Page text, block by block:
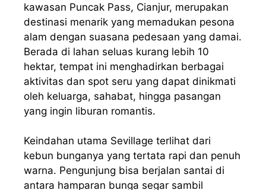
kawasan Puncak Pass, Cianjur, merupakan
destinasi menarik yang memadukan pesona
alam dengan suasana pedesaan yang damai.
Berada di lahan seluas kurang lebih 10
hektar, tempat ini menghadirkan berbagai
aktivitas dan spot seru yang dapat dinikmati
oleh keluarga, sahabat, hingga pasangan
yang ingin liburan romantis.
Keindahan utama Sevillage terlihat dari
kebun bunganya yang tertata rapi dan penuh
warna. Pengunjung bisa berjalan santai di
antara hamparan bunga segar sambil